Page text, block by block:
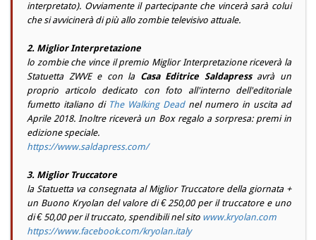
interpretato). Ovviamente il partecipante che vincerà sarà colui
che si avvicinerà di più allo zombie televisivo attuale.
2. Miglior Interpretazione
lo zombie che vince il premio Miglior Interpretazione riceverà la
Statuetta ZWVE e con la Casa Editrice Saldapressavrà un
proprio articolo dedicato con foto all'interno dell'editoriale
fumetto italiano di The Walking Deadnel numero in uscita ad
Aprile 2018. Inoltre riceverà un Box regalo a sorpresa: premi in
edizione speciale.
https://www.saldapress.com/
3. Miglior Truccatore
la Statuetta va consegnata al Miglior Truccatore della giornata +
un Buono Kryolan del valore di € 250,00 per il truccatore e uno
di € 50,00 per il truccato, spendibili nel sito www.kryolan.com
https://www.facebook.com/kryolan.italy